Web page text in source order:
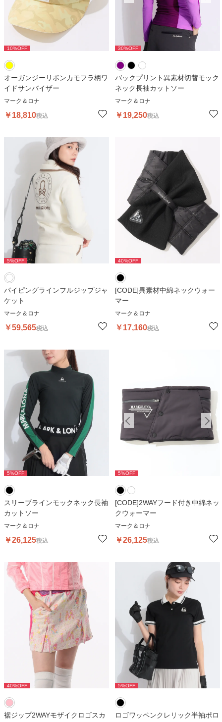
10%OFF
オーガンジーリボンカモフラ柄ワ
イドサンバイザー
マーク＆ロナ
￥18,810税込
30%OFF 30%OFF
バックプリント異素材切替モック
ネック長袖カットソー
マーク＆ロナ
￥19,250税込
5%OFF
パイピングラインフルジップジャ
ケット
マーク＆ロナ
￥59,565税込
40%OFF
[CODE]異素材中綿ネックウォー
マー
マーク＆ロナ
￥17,160税込
5%OFF
スリーブラインモックネック長袖
カットソー
マーク＆ロナ
￥26,125税込
5%OFF 5%OFF
[CODE]2WAYフード付き中綿ネッ
クウォーマー
マーク＆ロナ
￥26,125税込
40%OFF
裾ジップ2WAYモザイクロゴスカ
5%OFF
ロゴワッペンクレリック半袖ポロ